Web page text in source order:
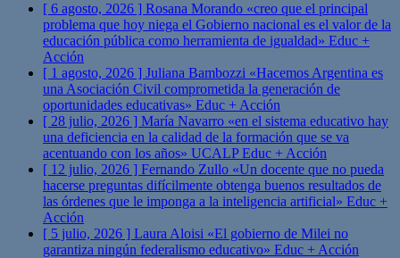
[ 6 agosto, 2026 ] Rosana Morando «creo que el principal
problema que hoy niega el Gobierno nacional es el valor de la
educación pública como herramienta de igualdad» Educ +
Acción
[ 1 agosto, 2026 ] Juliana Bambozzi «Hacemos Argentina es
una Asociación Civil comprometida la generación de
oportunidades educativas» Educ + Acción
[ 28 julio, 2026 ] María Navarro «en el sistema educativo hay
una deficiencia en la calidad de la formación que se va
acentuando con los años» UCALPEduc + Acción
[ 12 julio, 2026 ] Fernando Zullo «Un docente que no pueda
hacerse preguntas difícilmente obtenga buenos resultados de
las órdenes que le imponga a la inteligencia artificial» Educ +
Acción
[ 5 julio, 2026 ] Laura Aloisi «El gobierno de Milei no
garantiza ningún federalismo educativo» Educ + Acción